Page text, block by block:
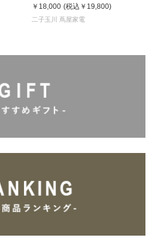
￥18,000 (税込 ￥19,800)
二子玉川 蔦屋家電